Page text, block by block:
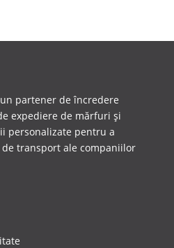
partener de încredere
expediere de mărfuri și
personalizate pentru a
transport ale companiilor